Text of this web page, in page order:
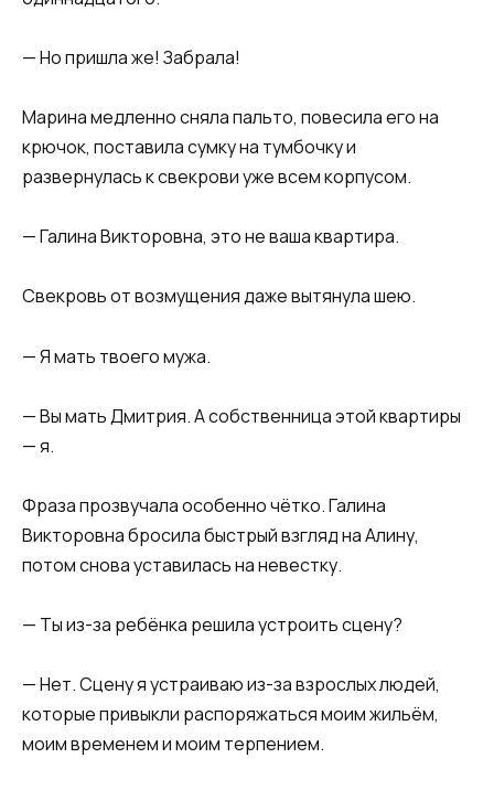
— Но пришла же! Забрала!
Марина медленно сняла пальто, повесила его на
крючок, поставила сумку на тумбочку и
развернулась к свекрови уже всем корпусом.
— Галина Викторовна, это не ваша квартира.
Свекровь от возмущения даже вытянула шею.
— Я мать твоего мужа.
— Вы мать Дмитрия. А собственница этой квартиры
— я.
Фраза прозвучала особенно чётко. Галина
Викторовна бросила быстрый взгляд на Алину,
потом снова уставилась на невестку.
— Ты из-за ребёнка решила устроить сцену?
— Нет. Сцену я устраиваю из-за взрослых людей,
которые привыкли распоряжаться моим жильём,
моим временем и моим терпением.